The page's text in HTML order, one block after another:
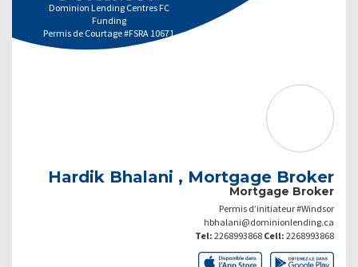
Dominion Lending Centres FC
Funding
Permis de Courtage #FSRA 10671
Hardik Bhalani , Mortgage Broker
Mortgage Broker
Permis d’initiateur #Windsor
hbhalani@dominionlending.ca
Tel: 2268993868 Cell: 2268993868